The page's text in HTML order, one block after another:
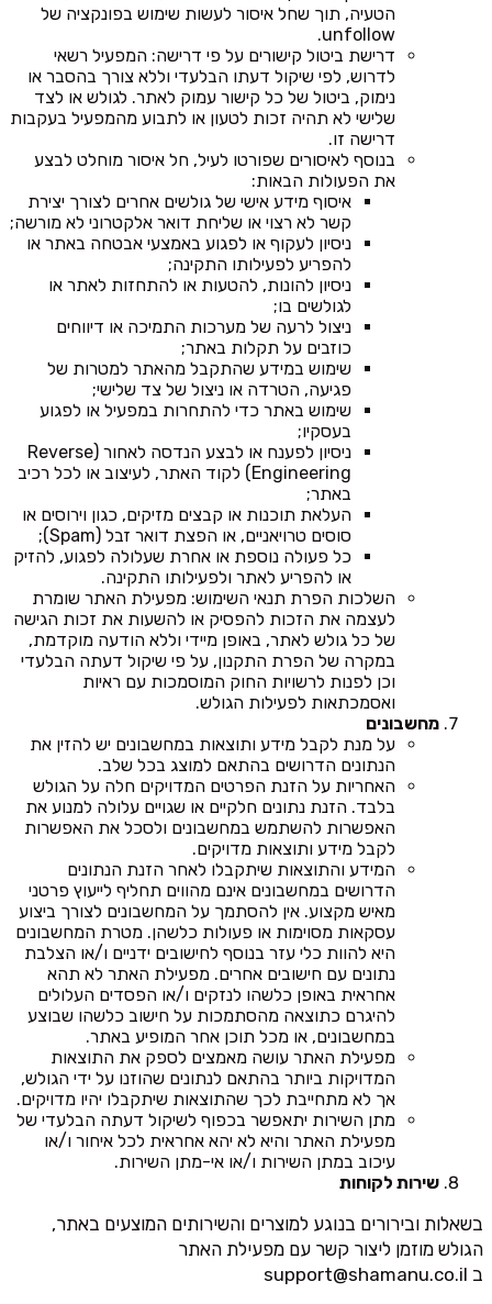
הטעיה, תוך שחל איסור לעשות שימוש בפונקציה של
unfollow.
דרישת ביטול קישורים על פי דרישה: המפעיל רשאי
לדרוש, לפי שיקול דעתו הבלעדי וללא צורך בהסבר או
נימוק, ביטול של כל קישור עמוק לאתר. לגולש או לצד
שלישי לא תהיה זכות לטעון או לתבוע מהמפעיל בעקבות
דרישה זו.
בנוסף לאיסורים שפורטו לעיל, חל איסור מוחלט לבצע
את הפעולות הבאות:
איסוף מידע אישי של גולשים אחרים לצורך יצירת
קשר לא רצוי או שליחת דואר אלקטרוני לא מורשה;
ניסיון לעקוף או לפגוע באמצעי אבטחה באתר או
להפריע לפעילותו התקינה;
ניסיון להונות, להטעות או להתחזות לאתר או
לגולשים בו;
ניצול לרעה של מערכות התמיכה או דיווחים
כוזבים על תקלות באתר;
שימוש במידע שהתקבל מהאתר למטרות של
פגיעה, הטרדה או ניצול של צד שלישי;
שימוש באתר כדי להתחרות במפעיל או לפגוע
בעסקיו;
ניסיון לפענח או לבצע הנדסה לאחור (Reverse
Engineering) לקוד האתר, לעיצוב או לכל רכיב
באתר;
העלאת תוכנות או קבצים מזיקים, כגון וירוסים או
סוסים טרויאניים, או הפצת דואר זבל (Spam);
כל פעולה נוספת או אחרת שעלולה לפגוע, להזיק
או להפריע לאתר ולפעילותו התקינה.
השלכות הפרת תנאי השימוש: מפעילת האתר שומרת
לעצמה את הזכות להפסיק או להשעות את זכות הגישה
של כל גולש לאתר, באופן מיידי וללא הודעה מוקדמת,
במקרה של הפרת התקנון, על פי שיקול דעתה הבלעדי
וכן לפנות לרשויות החוק המוסמכות עם ראיות
ואסמכתאות לפעילות הגולש.
מחשבונים
על מנת לקבל מידע ותוצאות במחשבונים יש להזין את
הנתונים הדרושים בהתאם למוצג בכל שלב.
האחריות על הזנת הפרטים המדויקים חלה על הגולש
בלבד. הזנת נתונים חלקיים או שגויים עלולה למנוע את
האפשרות להשתמש במחשבונים ולסכל את האפשרות
לקבל מידע ותוצאות מדויקים.
המידע והתוצאות שיתקבלו לאחר הזנת הנתונים
הדרושים במחשבונים אינם מהווים תחליף לייעוץ פרטני
מאיש מקצוע. אין להסתמך על המחשבונים לצורך ביצוע
עסקאות מסוימות או פעולות כלשהן. מטרת המחשבונים
היא להוות כלי עזר בנוסף לחישובים ידניים ו/או הצלבת
נתונים עם חישובים אחרים. מפעילת האתר לא תהא
אחראית באופן כלשהו לנזקים ו/או הפסדים העלולים
להיגרם כתוצאה מהסתמכות על חישוב כלשהו שבוצע
במחשבונים, או מכל תוכן אחר המופיע באתר.
מפעילת האתר עושה מאמצים לספק את התוצאות
המדויקות ביותר בהתאם לנתונים שהוזנו על ידי הגולש,
אך לא מתחייבת לכך שהתוצאות שיתקבלו יהיו מדויקים.
מתן השירות יתאפשר בכפוף לשיקול דעתה הבלעדי של
מפעילת האתר והיא לא יהא אחראית לכל איחור ו/או
עיכוב במתן השירות ו/או אי-מתן השירות.
שירות לקוחות
בשאלות ובירורים בנוגע למוצרים והשירותים המוצעים באתר,
הגולש מוזמן ליצור קשר עם מפעילת האתר
ב support@shamanu.co.il